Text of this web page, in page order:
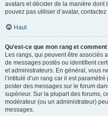
avatars et décider de la manière dont
pouvez pas utiliser d’avatar,
Haut
Qu’est-ce que mon rang et
Les rangs, qui peuvent être associés
de messages postés ou identifient
et administrateurs. En général, vous
l’intitulé d’un rang car il est
poster des messages sur le forum
supérieur. Sur la plupart des forums,
modérateur (ou un administrateur)
messages.